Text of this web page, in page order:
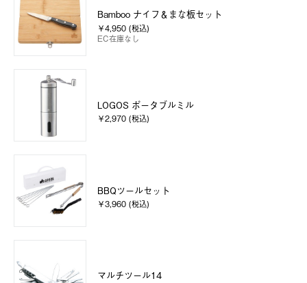
Bamboo ナイフ＆まな板セット
￥4,950 (税込)
EC在庫なし
LOGOS ポータブルミル
￥2,970 (税込)
BBQツールセット
￥3,960 (税込)
マルチツール14